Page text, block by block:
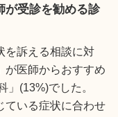
が受診を勧める診
を訴える相談に対
が医師からおすすめ
」(13%)でした。
ている症状に合わせ